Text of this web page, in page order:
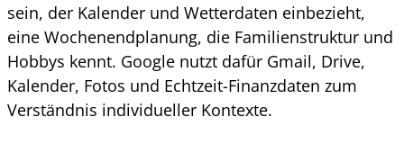
sein, der Kalender und Wetterdaten einbezieht,
eine Wochenendplanung, die Familienstruktur und
Hobbys kennt. Google nutzt dafür Gmail, Drive,
Kalender, Fotos und Echtzeit-Finanzdaten zum
Verständnis individueller Kontexte.